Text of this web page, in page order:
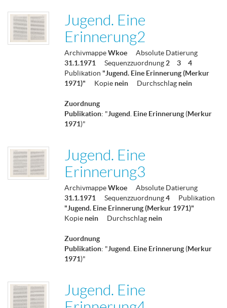
Jugend. Eine
Erinnerung2
ArchivmappeWkoe
Absolute Datierung
31.1.1971
Sequenzzuordnung 2 3
4
Publikation "Jugend. Eine Erinnerung (Merkur
1971)"
Kopie nein Durchschlag nein
Zuordnung
Publikation: "Jugend Eine Erinnerung (Merkur
1971)"
Jugend. Eine
Erinnerung3
ArchivmappeWkoe
Absolute Datierung
31.1.1971
Sequenzzuordnung4
Publikation
"Jugend. Eine Erinnerung (Merkur 1971)"
Kopie nein Durchschlag nein
Zuordnung
Publikation: "Jugend Eine Erinnerung (Merkur
1971)"
Jugend. Eine